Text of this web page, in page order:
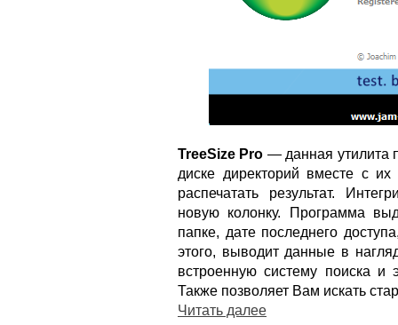
TreeSize Pro — данная утилита
диске директорий вместе с
распечатать результат.
новую колонку. Программа
папке, дате последнего
этого, выводит данные в
встроенную систему поиска и
Также позволяет Вам искать
Читать далее